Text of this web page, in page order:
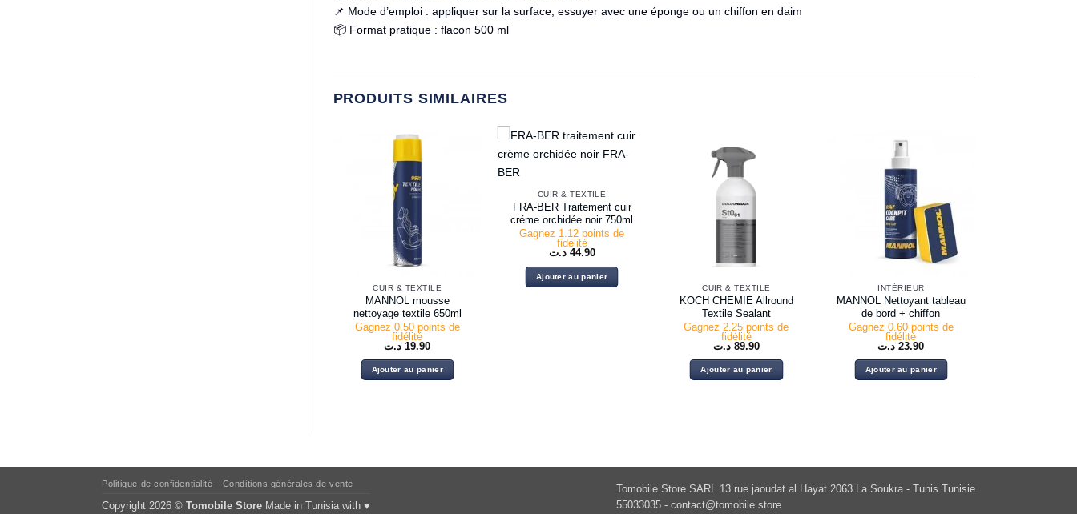
📌 Mode d’emploi : appliquer sur la surface, essuyer avec une éponge ou un chiffon en daim
📦 Format pratique : flacon 500 ml
PRODUITS SIMILAIRES
CUIR & TEXTILE
MANNOL mousse
nettoyage textile 650ml
Gagnez 0.50 points de
fidélité
19.90 د.ت
Ajouter au panier
CUIR & TEXTILE
FRA-BER Traitement cuir
créme orchidée noir 750ml
Gagnez 1.12 points de
fidélité
44.90 د.ت
Ajouter au panier
CUIR & TEXTILE
KOCH CHEMIE Allround
Textile Sealant
Gagnez 2.25 points de
fidélité
89.90 د.ت
Ajouter au panier
INTÉRIEUR
MANNOL Nettoyant tableau
de bord + chiffon
Gagnez 0.60 points de
fidélité
23.90 د.ت
Ajouter au panier
Tomobile Store SARL 13 rue jaoudat al Hayat 2063 La Soukra - Tunis Tunisie
55033035 - contact@tomobile.store
Politique de confidentialité Conditions générales de vente
Copyright 2026 © Tomobile Store Made in Tunisia with ♥